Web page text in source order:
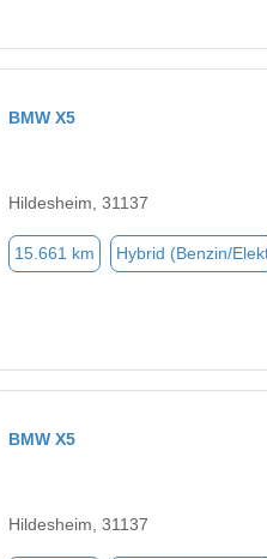
BMW X5
Hildesheim, 31137
15.661 km Hybrid (Benzin/
BMW X5
Hildesheim, 31137